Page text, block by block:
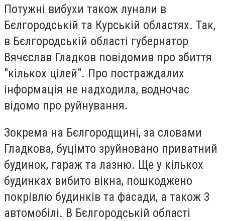
Потужні вибухи також лунали в
Бєлгородській та Курській областях. Так,
в Бєлгородській області губернатор
Вячєслав Гладков повідомив про збиття
"кількох цілей". Про постраждалих
інформація не надходила, водночас
відомо про руйнування.
Зокрема на Бєлгородщині, за словами
Гладкова, буцімто зруйновано приватний
будинок, гараж та лазню. Ще у кількох
будинках вибито вікна, пошкоджено
покрівлю будинків та фасади, а також 3
автомобілі. В Бєлгородській області